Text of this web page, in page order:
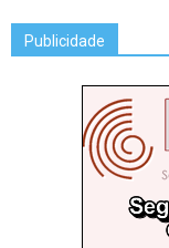
Publicidade